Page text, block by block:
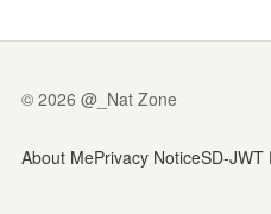
© 2026 @_Nat Zone
About MePrivacy NoticeSD-JWT